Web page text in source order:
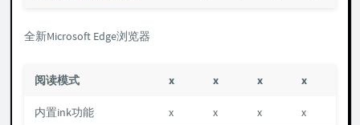
全新Microsoft Edge浏览器
阅读模式 x x x x
内置ink功能 x x x x